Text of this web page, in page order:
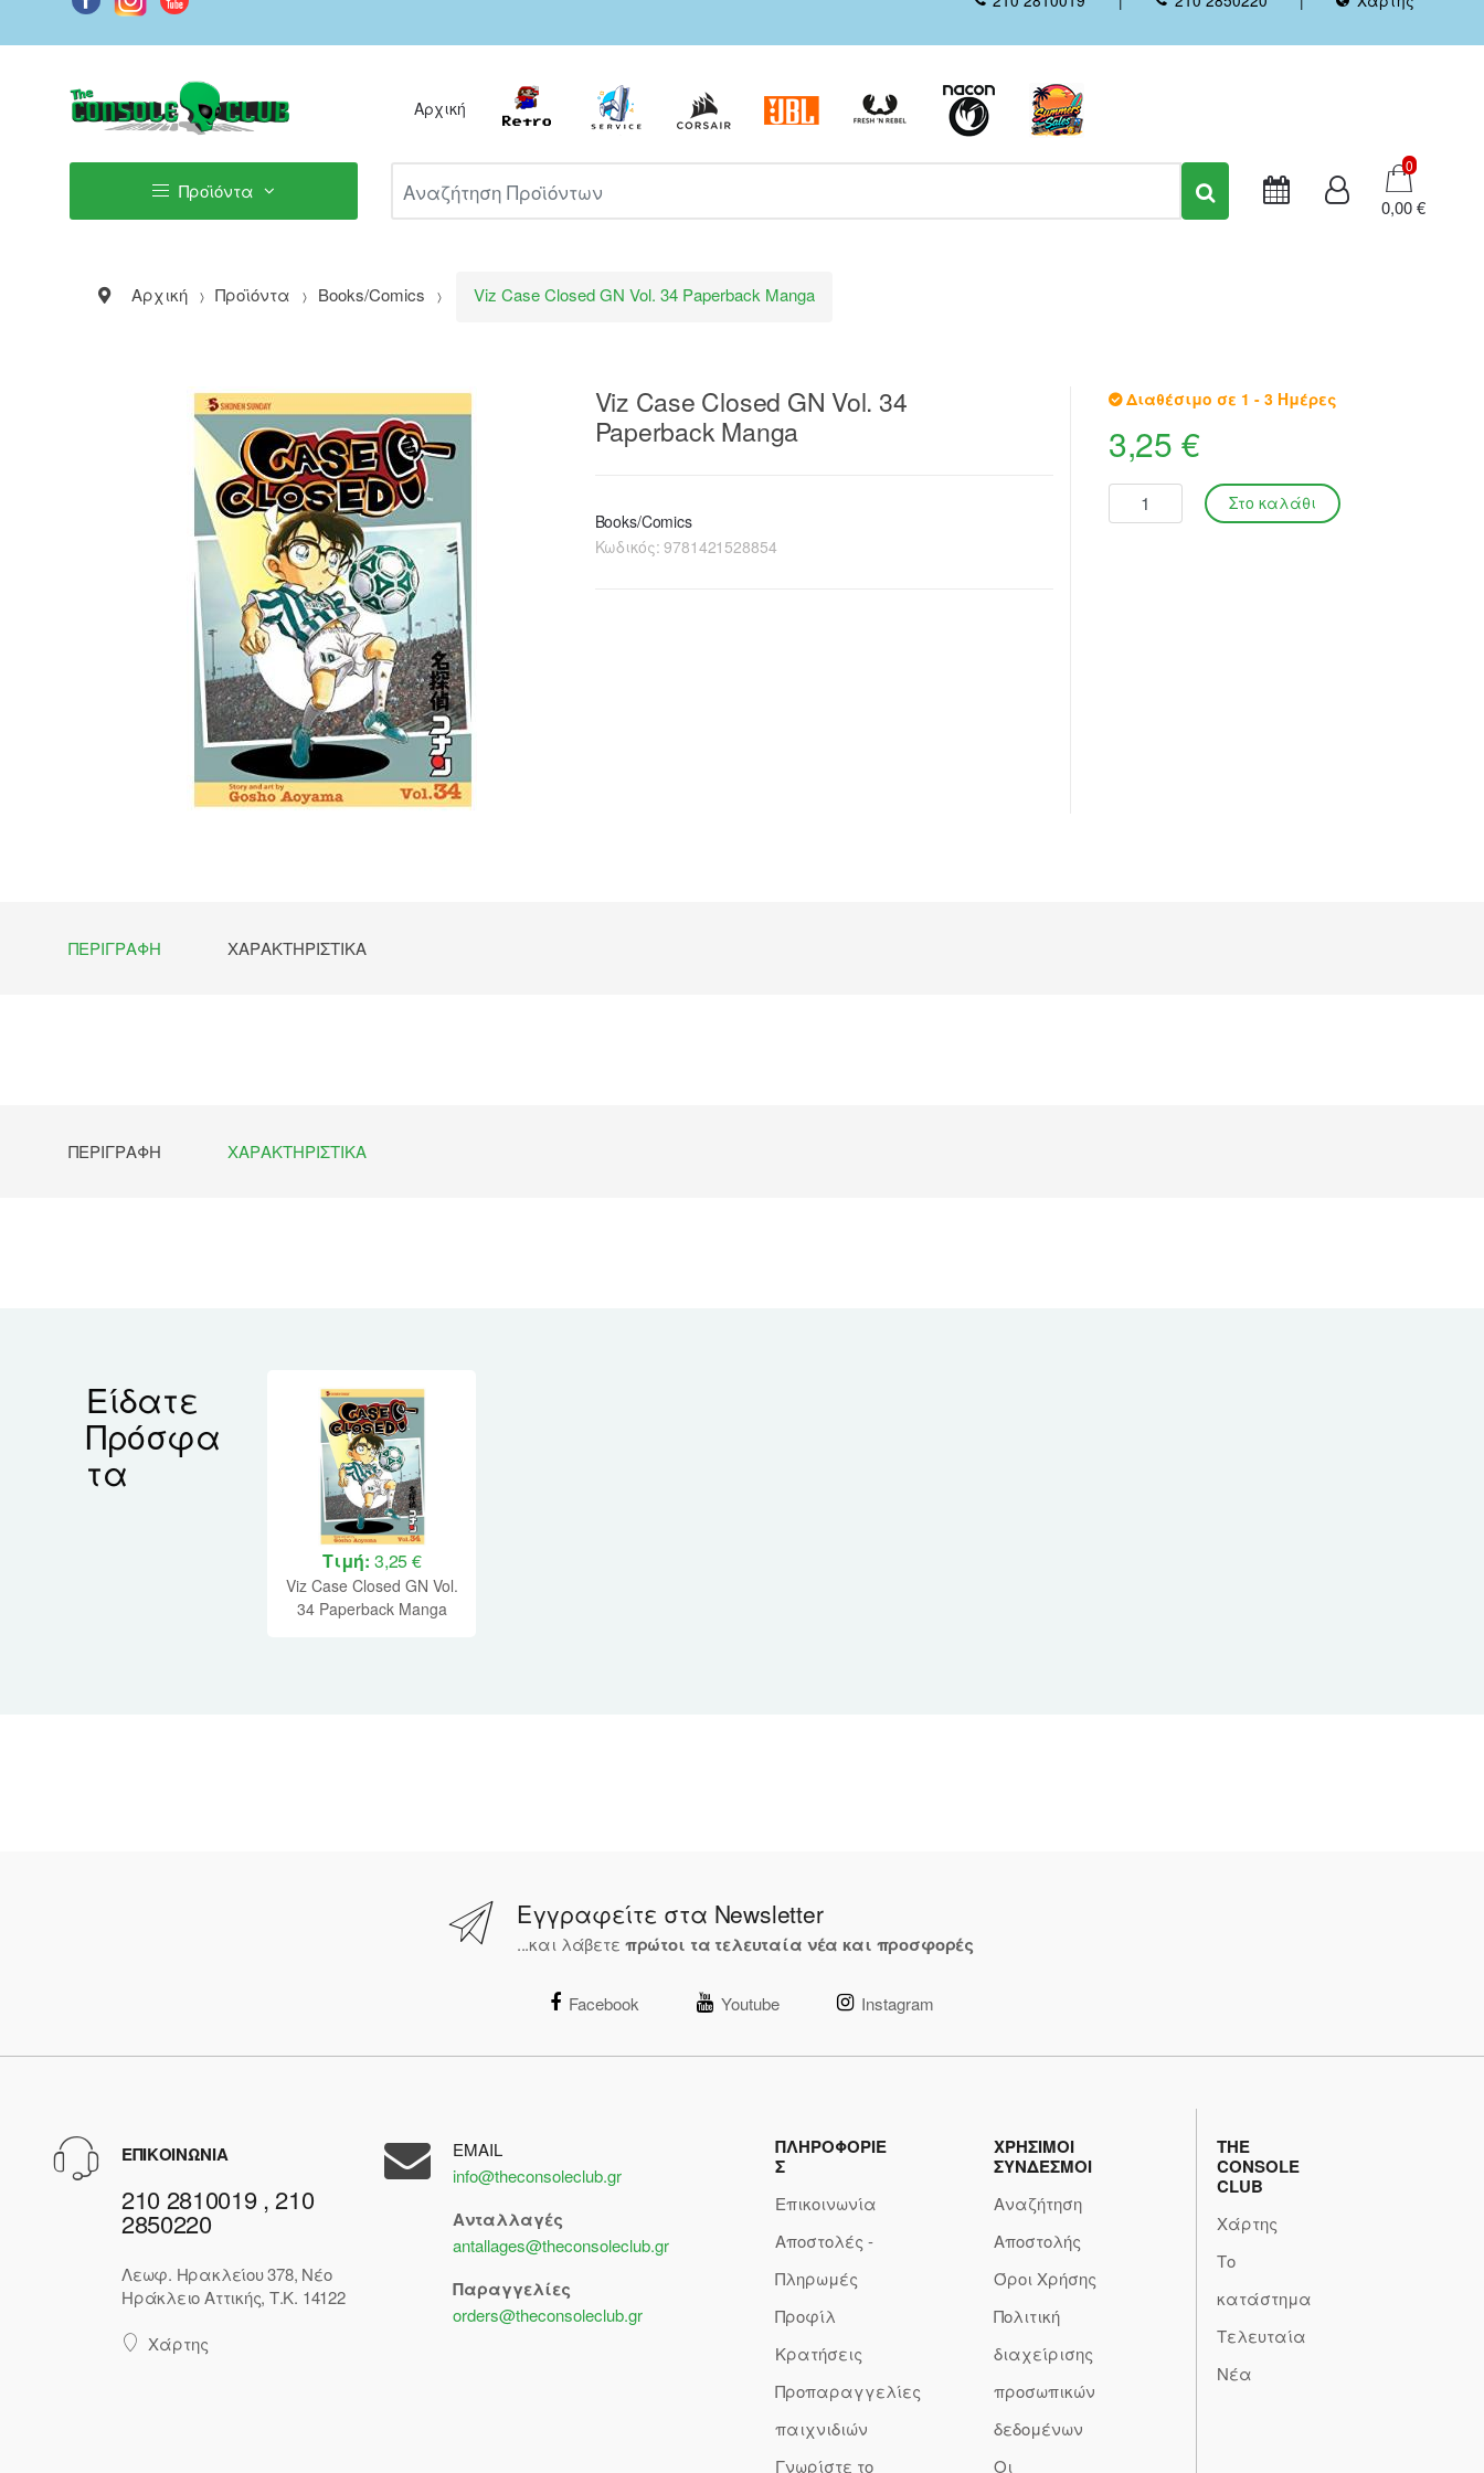
Αρχική
Προϊόντα
Καλάθι
0
0,00 €
Αρχική Προϊόντα Books/Comics Viz Case Closed GN Vol. 34 Paperback Manga
Viz Case Closed GN Vol. 34
Paperback Manga
Books/Comics
Κωδικός:9781421528854
Διαθέσιμο σε 1 - 3 Ημέρες
3,25 €
ΠΕΡΙΓΡΑΦΉ ΧΑΡΑΚΤΗΡΙΣΤΙΚΆ
ΠΕΡΙΓΡΑΦΉ ΧΑΡΑΚΤΗΡΙΣΤΙΚΆ
Είδατε
Πρόσφα
τα
Τιμή: 3,25 €
Viz Case Closed GN Vol.
34 Paperback Manga
Εγγραφείτε στα Newsletter
...και λάβετε πρώτοι τα τελευταία νέα και προσφορές
Facebook Youtube Instagram
ΕΠΙΚΟΙΝΩΝΙΑ
210 2810019 , 210
2850220
Λεωφ. Ηρακλείου 378, Νέο
Ηράκλειο Αττικής, Τ.Κ. 14122
Χάρτης
EMAIL
info@theconsoleclub.gr
Ανταλλαγές
antallages@theconsoleclub.gr
Παραγγελίες
orders@theconsoleclub.gr
ΠΛΗΡΟΦΟΡΙΕ
Σ
Επικοινωνία
Αποστολές -
Πληρωμές
Προφίλ
Κρατήσεις
Προπαραγγελίες
παιχνιδιών
Γνωρίστε το
ΧΡΗΣΙΜΟΙ
ΣΥΝΔΕΣΜΟΙ
Αναζήτηση
Αποστολής
Όροι Χρήσης
Πολιτική
διαχείρισης
προσωπικών
δεδομένων
Οι
THE
CONSOLE
CLUB
Χάρτης
Το
κατάστημα
Τελευταία
Νέα